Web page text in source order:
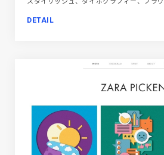
DETAIL